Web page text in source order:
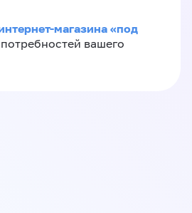
магазина «под
вашего